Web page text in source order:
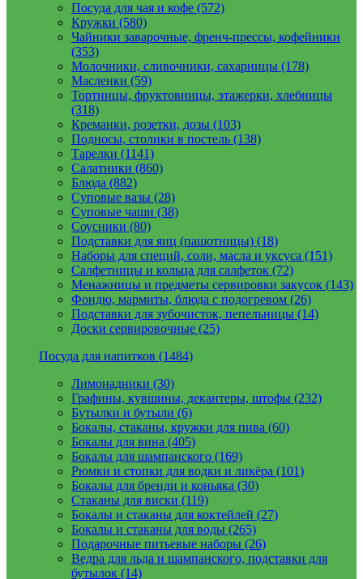
Посуда для чая и кофе (572)
Кружки (580)
Чайники заварочные, френч-прессы, кофейники
(353)
Молочники, сливочники, сахарницы (178)
Масленки (59)
Тортницы, фруктовницы, этажерки, хлебницы
(318)
Креманки, розетки, дозы (103)
Подносы, столики в постель (138)
Тарелки (1141)
Салатники (860)
Блюда (882)
Суповые вазы (28)
Суповые чаши (38)
Соусники (80)
Подставки для яиц (пашотницы) (18)
Наборы для специй, соли, масла и уксуса (151)
Салфетницы и кольца для салфеток (72)
Менажницы и предметы сервировки закусок (143)
Фондю, мармиты, блюда с подогревом (26)
Подставки для зубочисток, пепельницы (14)
Доски сервировочные (25)
Посуда для напитков (1484)
Лимонадники (30)
Графины, кувшины, декантеры, штофы (232)
Бутылки и бутыли (6)
Бокалы, стаканы, кружки для пива (60)
Бокалы для вина (405)
Бокалы для шампанского (169)
Рюмки и стопки для водки и ликёра (101)
Бокалы для бренди и коньяка (30)
Стаканы для виски (119)
Бокалы и стаканы для коктейлей (27)
Бокалы и стаканы для воды (265)
Подарочные питьевые наборы (26)
Ведра для льда и шампанского, подставки для
бутылок (14)